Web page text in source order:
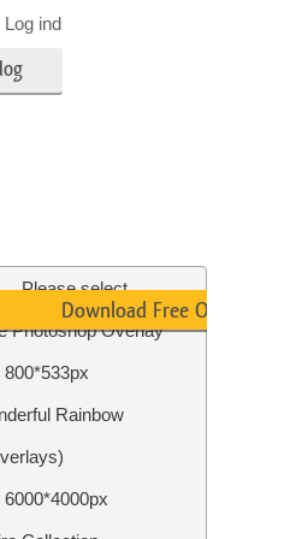
Log ind
Please select
Photoshop Overlay
800*533px
Rainbow
6000*4000px
Download Free Overlay